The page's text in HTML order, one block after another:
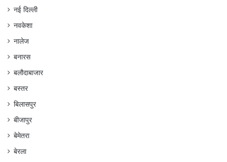
नई दिल्ली
नवकेशा
नालेज
बनारस
बलौदाबाजार
बस्तर
बिलासपुर
बीजापुर
बेमेतरा
बेरला